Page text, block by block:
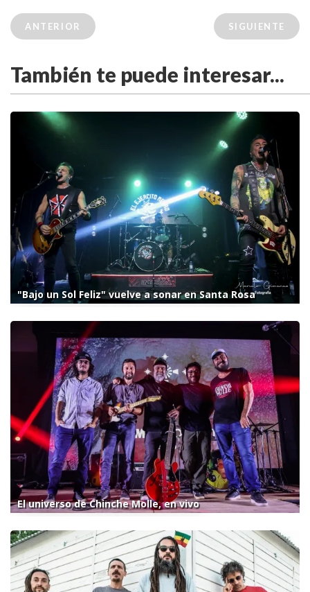
ANTERIOR SIGUIENTE
También te puede interesar...
"Bajo un Sol Feliz" vuelve a sonar en Santa Rosa
El universo de Chinche Molle, en vivo